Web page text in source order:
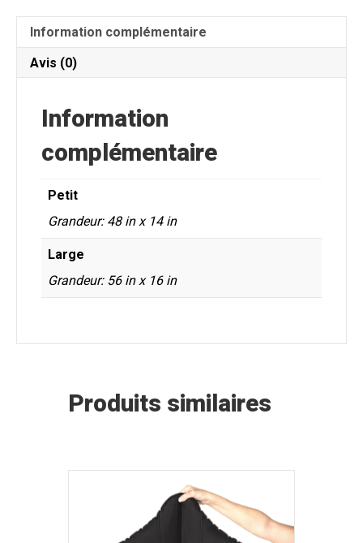
ErgonoZZZ
(56Information complémentaire
Avis (0)
Information
complémentaire
Petit
Grandeur: 48 in x 14 in
Large
Grandeur: 56 in x 16 in
Produits similaires